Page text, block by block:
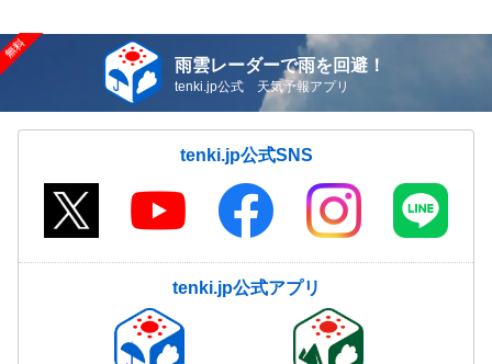
雨雲レーダーで雨を回避！
tenki.jp公式 天気予報アプリ
tenki.jp公式SNS
tenki.jp公式アプリ